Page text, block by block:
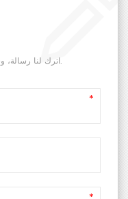
اترك لنا رسالة، وسوف نقوم بالرد عليك في أسرع وقت ممكن.